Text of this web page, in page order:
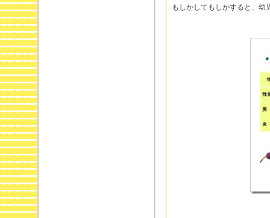
もしかしてもしかすると、